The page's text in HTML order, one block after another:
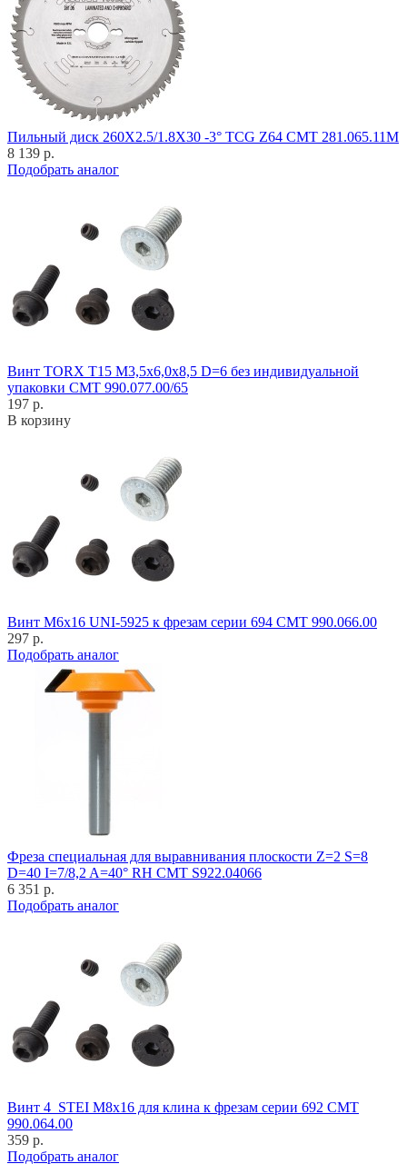
Пильный диск 260X2.5/1.8X30 -3° TCG Z64 CMT 281.065.11M
8 139 р.
Подобрать аналог
Винт TORX T15 M3,5x6,0x8,5 D=6 без индивидуальной
упаковки CMT 990.077.00/65
197 р.
В корзину
Винт M6x16 UNI-5925 к фрезам серии 694 CMT 990.066.00
297 р.
Подобрать аналог
Фреза специальная для выравнивания плоскости Z=2 S=8
D=40 I=7/8,2 A=40° RH CMT S922.04066
6 351 р.
Подобрать аналог
Винт 4_STEI M8x16 для клина к фрезам серии 692 CMT
990.064.00
359 р.
Подобрать аналог